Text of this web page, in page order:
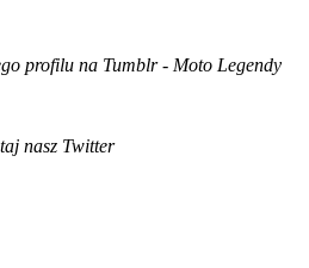
profilu na Tumblr - Moto Legendy
nasz Twitter